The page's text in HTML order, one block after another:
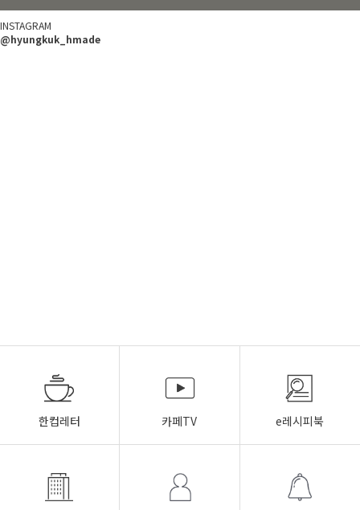
INSTAGRAM
@hyungkuk_hmade
한컵레터 카페TV e레시피북